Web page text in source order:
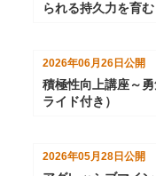
られる持久力を育む
2026年06月26日 公開
積極性向上講座～
ライド付き）
2026年05月28日 公開